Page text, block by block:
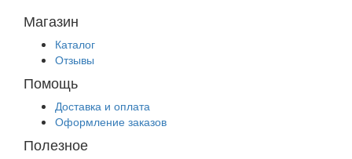
Магазин
Каталог
Отзывы
Помощь
Доставка и оплата
Оформление заказов
Полезное